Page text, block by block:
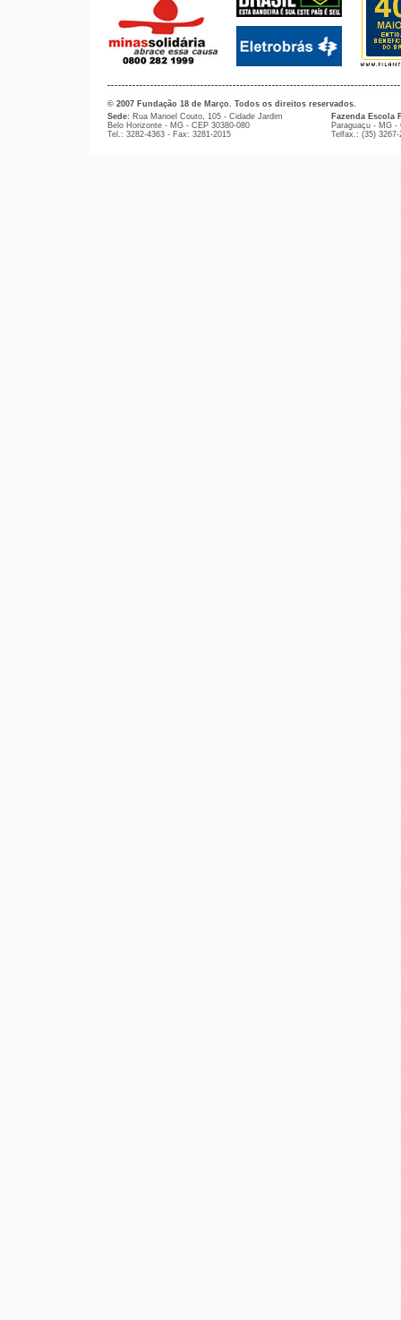
© 2007 Fundação 18 de Março. Todos os direitos reservados.
Sede: Rua Manoel Couto, 105 - Cidade Jardim
Belo Horizonte - MG - CEP 30380-080
Tel.: 3282-4363 - Fax: 3281-2015
Fazenda Escola
Paraguaçu - MG -
Telfax.: (35) 3267-